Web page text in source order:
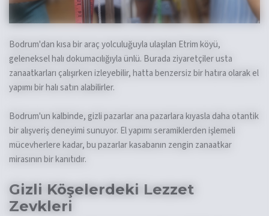
Bodrum'dan kısa bir araç yolculuğuyla ulaşılan Etrim köyü,
geleneksel halı dokumacılığıyla ünlü. Burada ziyaretçiler usta
zanaatkarları çalışırken izleyebilir, hatta benzersiz bir hatıra olarak el
yapımı bir halı satın alabilirler.
Bodrum'un kalbinde, gizli pazarlar ana pazarlara kıyasla daha otantik
bir alışveriş deneyimi sunuyor. El yapımı seramiklerden işlemeli
mücevherlere kadar, bu pazarlar kasabanın zengin zanaatkar
mirasının bir kanıtıdır.
Gizli Köşelerdeki Lezzet
Zevkleri